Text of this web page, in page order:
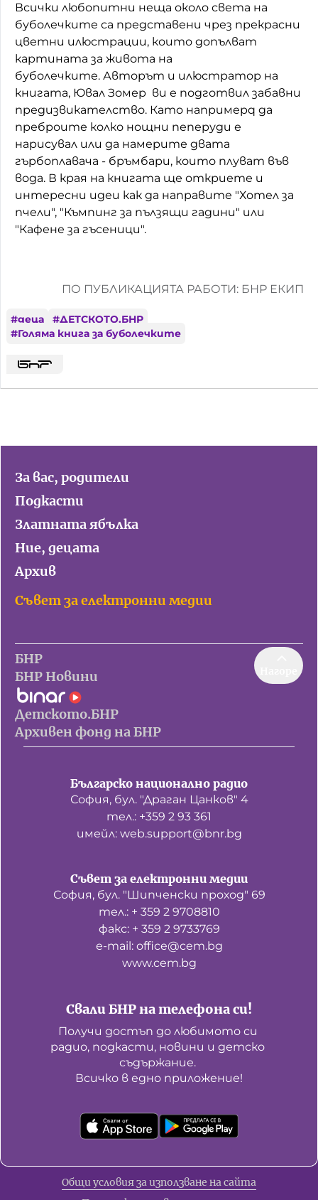
Всички любопитни неща около света на
буболечките са представени чрез прекрасни
цветни илюстрации, които допълват
картината за живота на
буболечките. Авторът и илюстратор на
книгата, Ювал Зомер ви е подготвил забавни
предизвикателство. Като напримерq да
преброите колко нощни пеперуди е
нарисувал или да намерите двата
гърбоплавача - бръмбари, които плуват във
вода. В края на книгата ще откриете и
интересни идеи как да направите "Хотел за
пчели", "Къмпинг за пълзящи гадини" или
"Кафене за гъсеници".
ПО ПУБЛИКАЦИЯТА РАБОТИ: БНР ЕКИП
#деца #ДЕТСКОТО.БНР
#Голяма книга за буболечките
За вас, родители
Подкасти
Златната ябълка
Ние, децата
Архив
Съвет за електронни медии
БНР
БНР Новини
Детското.БНР
Архивен фонд на БНР
Българско национално радио
София, бул. "Драган Цанков" 4
тел.: +359 2 93 361
имейл: web.support@bnr.bg
Свали БНР на телефона си!
Получи достъп до любимото си
радио, подкасти, новини и детско
съдържание.
Всичко в едно приложение!
Съвет за електронни медии
София, бул. "Шипченски проход" 69
тел.: + 359 2 9708810
факс: + 359 2 9733769
е-mail: office@cem.bg
www.cem.bg
Общи условия за използване на сайта